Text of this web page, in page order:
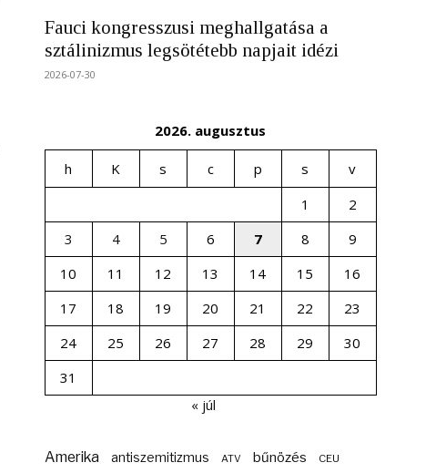
Fauci kongresszusi meghallgatása a
sztálinizmus legsötétebb napjait idézi
2026-07-30
2026. augusztus
h K s c p s
v
1
2
3
4 5 6 7 8
9
10
11 12 13 14 15
16
17
18 19 20 21 22
23
24
25 26 27 28 29
30
31
« júl
Amerika antiszemitizmus ATV bűnözés CEU